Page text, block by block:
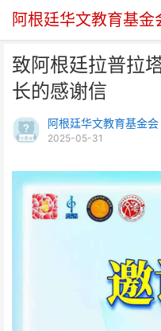
阿根廷华文教育基金
致阿根廷拉普拉
长的感谢信
阿根廷华文教育基金会
2025-05-31
致阿根廷拉普拉塔
兴会长的感谢信